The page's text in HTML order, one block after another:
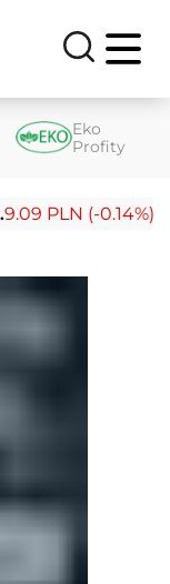
Eko
Profity
PLN (-0.14%)